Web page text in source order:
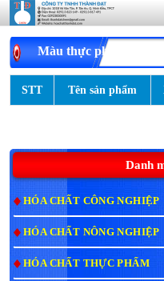
Danh
HÓA CHẤT CÔNG NGHIỆP
HÓA CHẤT NÔNG NGHIỆP
HÓA CHẤT THỰC PHẨM
Màu thực phẩm
STT Tên sản phẩm